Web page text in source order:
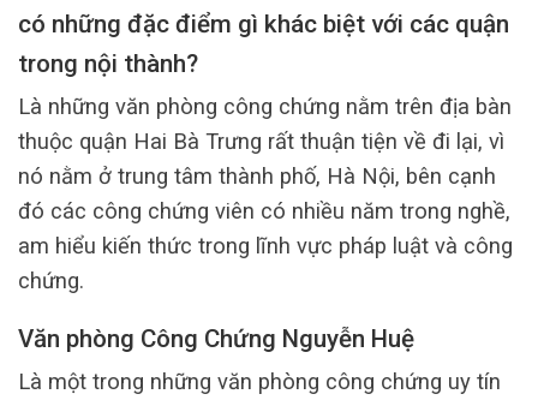
có những đặc điểm gì khác biệt với các quận
trong nội thành?
Là những văn phòng công chứng nằm trên địa bàn
thuộc quận Hai Bà Trưng rất thuận tiện về đi lại, vì
nó nằm ở trung tâm thành phố, Hà Nội, bên cạnh
đó các công chứng viên có nhiều năm trong nghề,
am hiểu kiến thức trong lĩnh vực pháp luật và công
chứng.
Văn phòng Công Chứng Nguyễn Huệ
Là một trong những văn phòng công chứng uy tín